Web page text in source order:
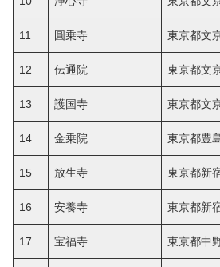
11 圓乗寺 東京都文
12 伝通院 東京都文
13 護国寺 東京都文
14 金乗院 東京都豊
15 放生寺 東京都新
16 安養寺 東京都新
17 宝福寺 東京都中